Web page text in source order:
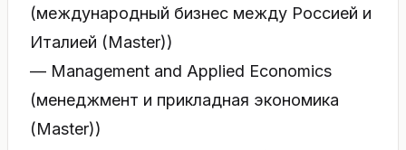
(международный бизнес между Россией и
Италией (Master))
— Management and Applied Economics
(менеджмент и прикладная экономика
(Master))